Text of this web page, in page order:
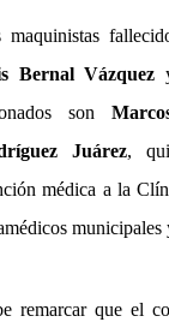
maquinistas
Bernal Vázquez
son
Juárez,
médica a la
remarcar que el